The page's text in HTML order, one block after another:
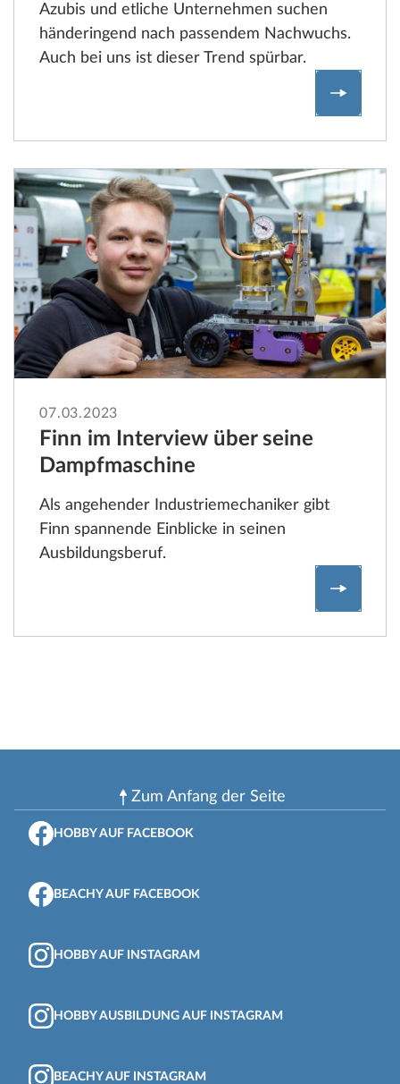
Azubis und etliche Unternehmen suchen
händeringend nach passendem Nachwuchs.
Auch bei uns ist dieser Trend spürbar.
07.03.2023
Finn im Interview über seine
Dampfmaschine
Als angehender Industriemechaniker gibt
Finn spannende Einblicke in seinen
Ausbildungsberuf.
Fragen
Zum Anfang der Seite
HOBBY AUF FACEBOOK
BEACHY AUF FACEBOOK
HOBBY AUF INSTAGRAM
HOBBY AUSBILDUNG AUF INSTAGRAM
BEACHY AUF INSTAGRAM